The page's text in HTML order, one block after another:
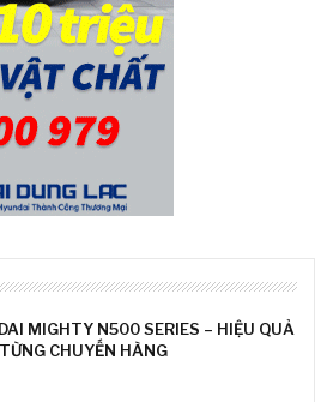
MIGHTY N500 SERIES – HIỆU QUẢ
CHUYẾN HÀNG